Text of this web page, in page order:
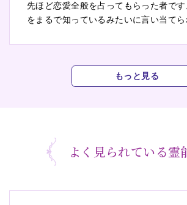
先ほど恋愛全般を占ってもらった者です
をまるで知っているみたいに言い当て
ら実践してみます！
もっと見る
よく見られている霊